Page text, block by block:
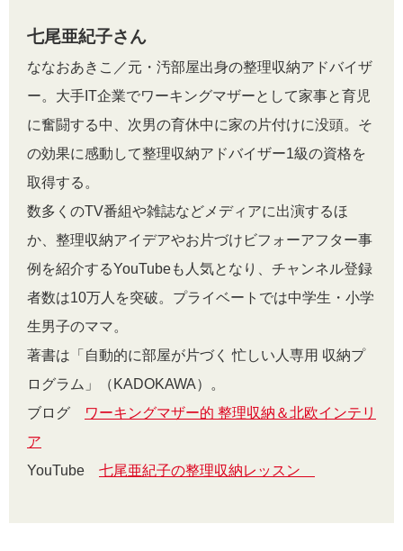
七尾亜紀子さん
ななおあきこ／元・汚部屋出身の整理収納アドバイザ
ー。大手IT企業でワーキングマザーとして家事と育児
に奮闘する中、次男の育休中に家の片付けに没頭。そ
の効果に感動して整理収納アドバイザー1級の資格を
取得する。
数多くのTV番組や雑誌などメディアに出演するほ
か、整理収納アイデアやお片づけビフォーアフター事
例を紹介するYouTubeも人気となり、チャンネル登録
者数は10万人を突破。プライベートでは中学生・小学
生男子のママ。
著書は「自動的に部屋が片づく 忙しい人専用 収納プ
ログラム」（KADOKAWA）。
ブログ
ワーキングマザー的 整理収納＆北欧インテリ
ア
YouTube 七尾亜紀子の整理収納レッスン